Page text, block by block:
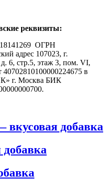
реквизиты:
ОГРН
адрес 107023, г.
6, стр.5, этаж 3, пом. VI,
в
г. Москва БИК
добавка